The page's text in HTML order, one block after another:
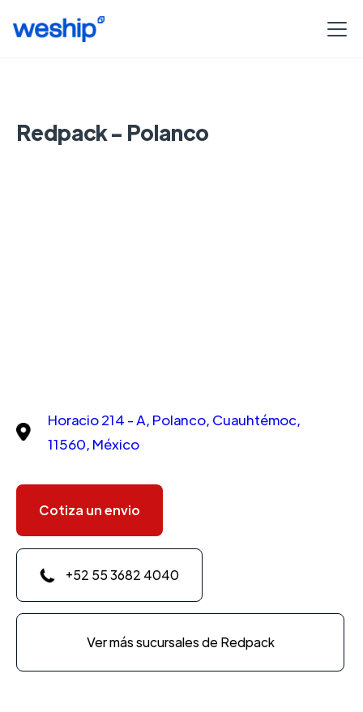
Redpack - Polanco
Horacio 214 - A, Polanco, Cuauhtémoc,
11560, México
Cotiza un envio
+52 55 3682 4040
Ver más sucursales de Redpack